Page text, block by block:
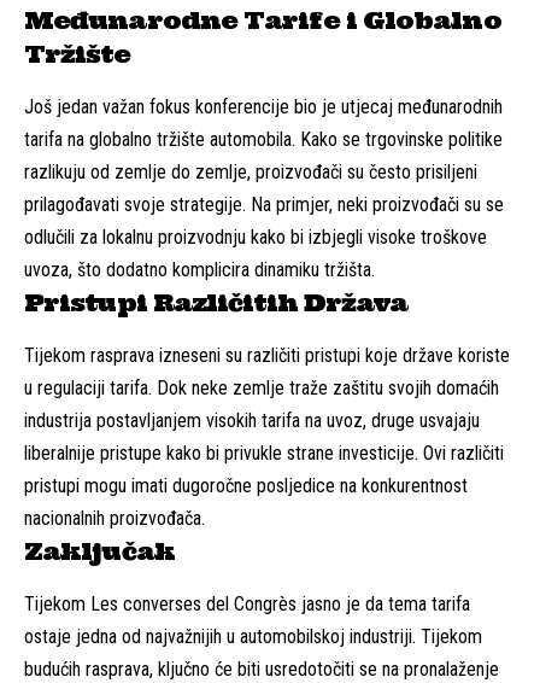
Međunarodne Tarife i Globalno
Tržište
Još jedan važan fokus konferencije bio je utjecaj međunarodnih
tarifa na globalno tržište automobila. Kako se trgovinske politike
razlikuju od zemlje do zemlje, proizvođači su često prisiljeni
prilagođavati svoje strategije. Na primjer, neki proizvođači su se
odlučili za lokalnu proizvodnju kako bi izbjegli visoke troškove
uvoza, što dodatno komplicira dinamiku tržišta.
Pristupi Različitih Država
Tijekom rasprava izneseni su različiti pristupi koje države koriste
u regulaciji tarifa. Dok neke zemlje traže zaštitu svojih domaćih
industrija postavljanjem visokih tarifa na uvoz, druge usvajaju
liberalnije pristupe kako bi privukle strane investicije. Ovi različiti
pristupi mogu imati dugoročne posljedice na konkurentnost
nacionalnih proizvođača.
Zaključak
Tijekom Les converses del Congrès jasno je da tema tarifa
ostaje jedna od najvažnijih u automobilskoj industriji. Tijekom
budućih rasprava, ključno će biti usredotočiti se na pronalaženje